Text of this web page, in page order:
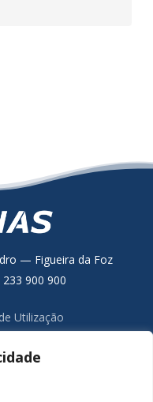
— Figueira da Foz
900 900
Utilização
de Consumo